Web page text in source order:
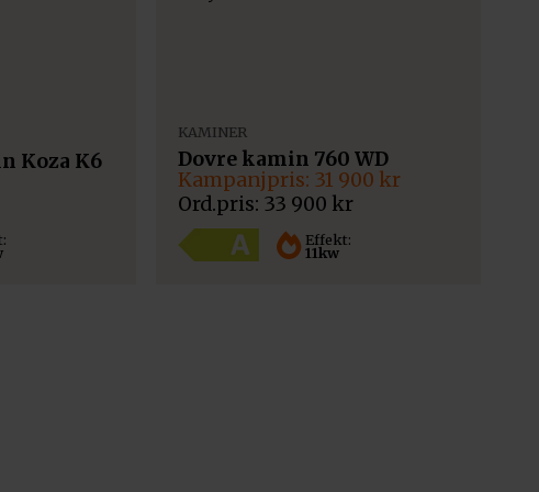
Koza K6
Effekt:
11kw
KAMINER
Dovre kamin 760 WD
33 900 kr
Det
ursprungliga
priset
var:
33
31 900 kr
Det
nuvarande
priset
är:
31